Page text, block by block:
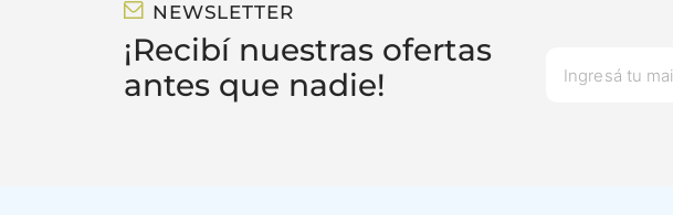
NEWSLETTER
¡Recibí nuestras ofertas
antes que nadie!